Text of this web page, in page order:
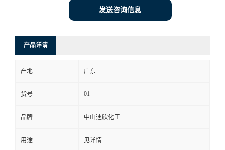
式
在
线
留
发送咨询信息
产品详请
产地 广东
货号 01
品牌 中山迪欣化工
用途 见详情